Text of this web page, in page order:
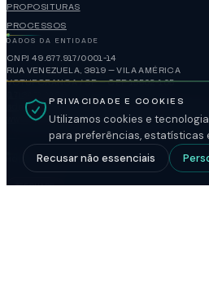
PROPOSITURAS
PROCESSOS
DADOS DA ENTIDADE
CNPJ 49.677.917/0001-14
RUA VENEZUELA, 3819 — VILA AMÉRICA
VOTUPORANGA / SP — CEP 15502-105
administracao@camaravotuporanga.sp.gov.br
www.camaravotuporanga.sp.gov.br
HORÁRIO DE FUNCIONAMENTO
FECHADO
PRIVACIDADE E COOKIES
Utilizamos cookies e
para preferências, estatísticas
Recusar não essenciais